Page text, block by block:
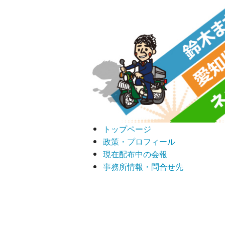
トップページ
政策・プロフィール
現在配布中の会報
事務所情報・問合せ先